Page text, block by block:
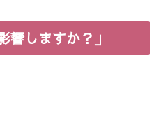
響しますか？」